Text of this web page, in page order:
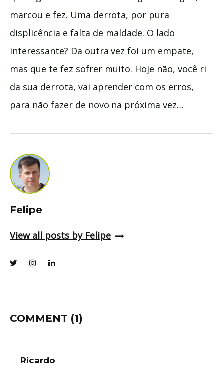
marcou e fez. Uma derrota, por pura
displicência e falta de maldade. O lado
interessante? Da outra vez foi um empate,
mas que te fez sofrer muito. Hoje não, você ri
da sua derrota, vai aprender com os erros,
para não fazer de novo na próxima vez…
Felipe
View all posts by Felipe
COMMENT (1)
Ricardo